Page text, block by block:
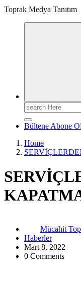
Toprak Medya Tanıtım
Search
for:
Bültene Abone Ol
Home
Mücahit
Haberler
Mart 8, 2022
0 Comments